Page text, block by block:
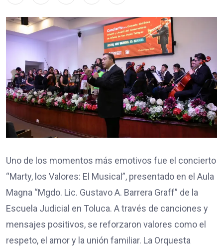
Uno de los momentos más emotivos fue el concierto
“Marty, los Valores: El Musical”, presentado en el Aula
Magna “Mgdo. Lic. Gustavo A. Barrera Graff” de la
Escuela Judicial en Toluca. A través de canciones y
mensajes positivos, se reforzaron valores como el
respeto, el amor y la unión familiar. La Orquesta